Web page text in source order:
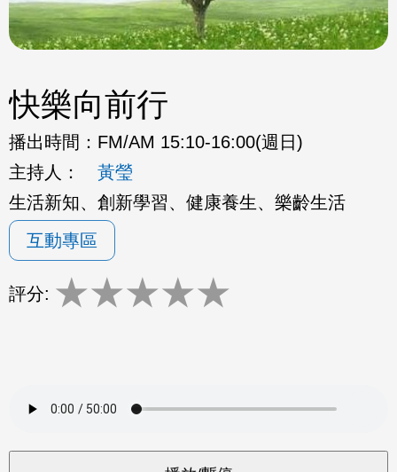
快樂向前行
播出時間： FM/AM 15:10-16:00(週日)
主持人：
黃瑩
生活新知、創新學習、健康養生、樂齡生活
互動專區
評分: ★★★★★